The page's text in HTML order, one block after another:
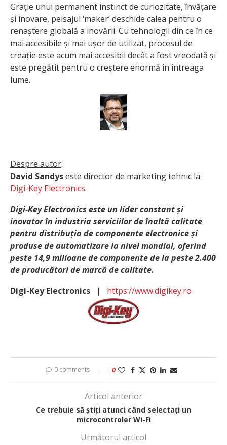
Grație unui permanent instinct de curiozitate, învățare
și inovare, peisajul ‘maker’ deschide calea pentru o
renaștere globală a inovării. Cu tehnologii din ce în ce
mai accesibile și mai ușor de utilizat, procesul de
creație este acum mai accesibil decât a fost vreodată și
este pregătit pentru o creștere enormă în întreaga
lume.
Despre autor:
David Sandyseste director de marketing tehnic la
Digi-Key Electronics.
Digi-Key Electronics este un lider constant și
inovator în industria serviciilor de înaltă calitate
pentru distribuția de componente electronice și
produse de automatizare la nivel mondial, oferind
peste 14,9 milioane de componente de la peste 2.400
de producători de marcă de calitate.
Digi-Key Electronics | https://www.digikey.ro
0 comments 0
Articol anterior
Ce trebuie să știți atunci când selectați un
microcontroler Wi-Fi
Următorul articol